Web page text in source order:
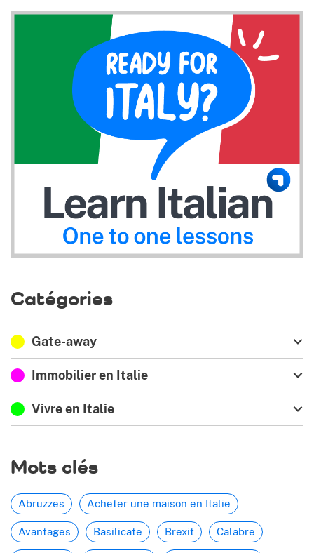
Catégories
Gate-away
Immobilier en Italie
Vivre en Italie
Mots clés
Abruzzes Acheter une maison en Italie
Avantages Basilicate Brexit Calabre